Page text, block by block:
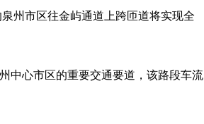
州市区往金屿通道上跨匝道将实现全
中心市区的重要交通要道，该路段车流